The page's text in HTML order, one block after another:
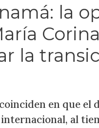
la
la
en que el
al